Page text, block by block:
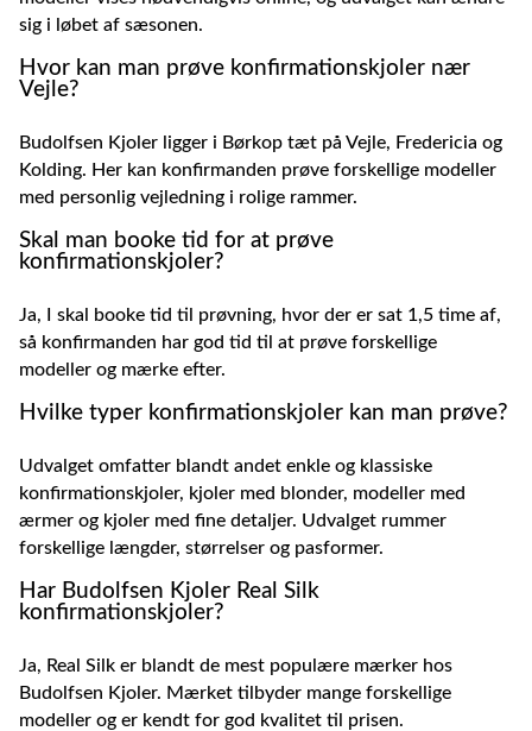
sig i løbet af sæsonen.
Hvor kan man prøve konfirmationskjoler nær
Vejle?
Budolfsen Kjoler ligger i Børkop tæt på Vejle, Fredericia og
Kolding. Her kan konfirmanden prøve forskellige modeller
med personlig vejledning i rolige rammer.
Skal man booke tid for at prøve
konfirmationskjoler?
Ja, I skal booke tid til prøvning, hvor der er sat 1,5 time af,
så konfirmanden har god tid til at prøve forskellige
modeller og mærke efter.
Hvilke typer konfirmationskjoler kan man prøve?
Udvalget omfatter blandt andet enkle og klassiske
konfirmationskjoler, kjoler med blonder, modeller med
ærmer og kjoler med fine detaljer. Udvalget rummer
forskellige længder, størrelser og pasformer.
Har Budolfsen Kjoler Real Silk
konfirmationskjoler?
Ja, Real Silk er blandt de mest populære mærker hos
Budolfsen Kjoler. Mærket tilbyder mange forskellige
modeller og er kendt for god kvalitet til prisen.